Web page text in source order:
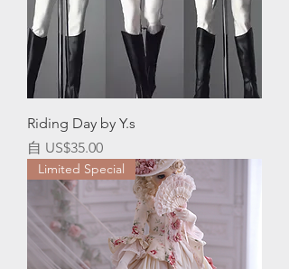
Riding Day by Y.s
自 US$35.00
促銷價格
Limited Special